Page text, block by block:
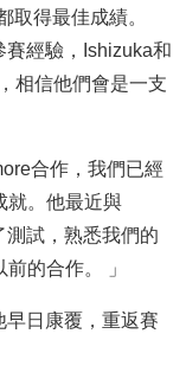
取得最佳成績。
賽經驗，Ishizuka和
相信他們會是一支
合作，我們已經
就。他最近與
試，熟悉我們的
的合作。 」
早日康覆，重返賽